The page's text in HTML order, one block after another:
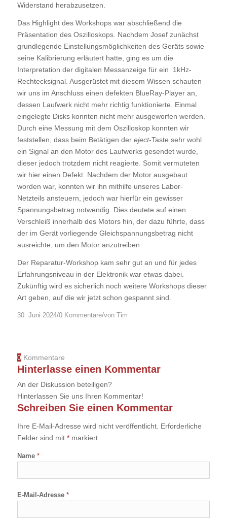
Widerstand herabzusetzen.
Das Highlight des Workshops war abschließend die
Präsentation des Oszilloskops. Nachdem Josef zunächst
grundlegende Einstellungsmöglichkeiten des Geräts sowie
seine Kalibrierung erläutert hatte, ging es um die
Interpretation der digitalen Messanzeige für ein 1kHz-
Rechtecksignal. Ausgerüstet mit diesem Wissen schauten
wir uns im Anschluss einen defekten BlueRay-Player an,
dessen Laufwerk nicht mehr richtig funktionierte. Einmal
eingelegte Disks konnten nicht mehr ausgeworfen werden.
Durch eine Messung mit dem Oszilloskop konnten wir
feststellen, dass beim Betätigen der eject-Taste sehr wohl
ein Signal an den Motor des Laufwerks gesendet wurde,
dieser jedoch trotzdem nicht reagierte. Somit vermuteten
wir hier einen Defekt. Nachdem der Motor ausgebaut
worden war, konnten wir ihn mithilfe unseres Labor-
Netzteils ansteuern, jedoch war hierfür ein gewisser
Spannungsbetrag notwendig. Dies deutete auf einen
Verschleiß innerhalb des Motors hin, der dazu führte, dass
der im Gerät vorliegende Gleichspannungsbetrag nicht
ausreichte, um den Motor anzutreiben.
Der Reparatur-Workshop kam sehr gut an und für jedes
Erfahrungsniveau in der Elektronik war etwas dabei.
Zukünftig wird es sicherlich noch weitere Workshops dieser
Art geben, auf die wir jetzt schon gespannt sind.
30. Juni 2024/0 Kommentare/von Tim
0 Kommentare
Hinterlasse einen Kommentar
An der Diskussion beteiligen?
Hinterlassen Sie uns Ihren Kommentar!
Schreiben Sie einen Kommentar
Ihre E-Mail-Adresse wird nicht veröffentlicht. Erforderliche
Felder sind mit *markiert
Name *
E-Mail-Adresse *